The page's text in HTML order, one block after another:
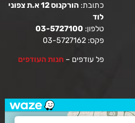
כתובת:
הורקנוס 12 א.ת צפוני
לוד
טלפון: 03-5727100
פקס: 03-5727162
פל עודפים – חנות העודפים